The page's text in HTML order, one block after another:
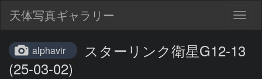
天体写真ギャラリー
alphavir
スターリンク衛星G12-13
(25-03-02)